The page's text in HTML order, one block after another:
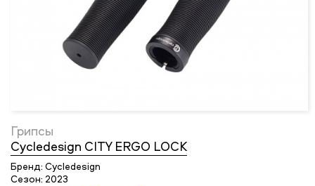
Грипсы
Cycledesign CITY ERGO LOCK
Бренд: Cycledesign
Сезон: 2023